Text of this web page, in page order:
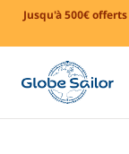
Jusqu'à 500€ offerts